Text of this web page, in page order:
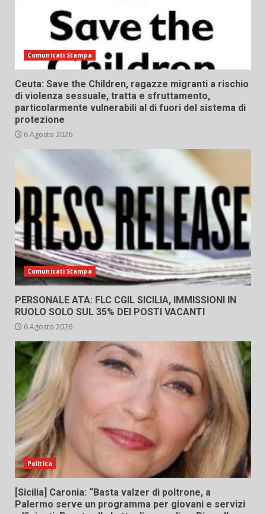
Comunicati Stampa
Ceuta: Save the Children, ragazze migranti a rischio
di violenza sessuale, tratta e sfruttamento,
particolarmente vulnerabili al di fuori del sistema di
protezione
6 Agosto 2026
Comunicati Stampa
PERSONALE ATA: FLC CGIL SICILIA, IMMISSIONI IN
RUOLO SOLO SUL 35% DEI POSTI VACANTI
6 Agosto 2026
Politica
[Sicilia] Caronia: “Basta valzer di poltrone, a
Palermo serve un programma per giovani e servizi